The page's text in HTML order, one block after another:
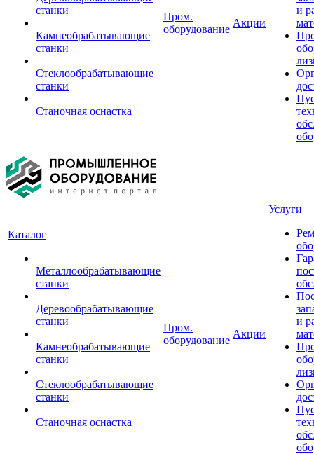
станки
Камнеобрабатывающие
станки
Стеклообрабатывающие
станки
Станочная оснастка
Пром.
оборудование
Акции
и
Каталог
Металлообрабатывающие
станки
Деревообрабатывающие
станки
Камнеобрабатывающие
станки
Стеклообрабатывающие
станки
Станочная оснастка
Пром.
оборудование
Акции
Услуги
и